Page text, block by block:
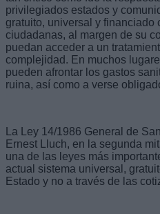
privilegiados estados y
gratuito, universal y
ciudadanas, al margen de su
puedan acceder a un
complejidad. En muchos
pueden afrontar los gastos
ruina, así como a verse
La Ley 14/1986 General de
Ernest Lluch, en la segunda
una de las leyes más
actual sistema universal,
Estado y no a través de las